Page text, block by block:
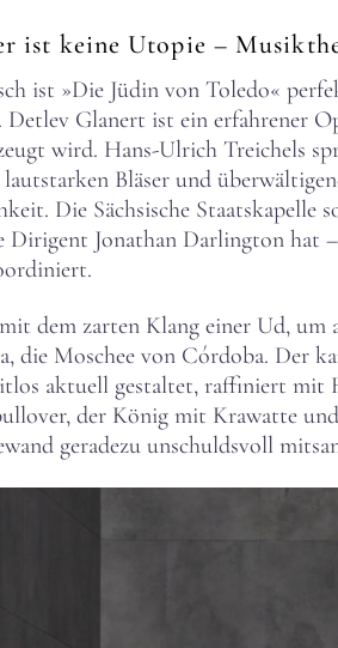
ist keine Utopie –
ist »Die Jüdin von Toledo«
Glanert ist ein erfahrener
wird. Hans-Ulrich Treichels
lautstarken Bläser und
Die Sächsische Staatskapelle
Dirigent Jonathan Darlington hat
dem zarten Klang einer Ud, um
die Moschee von Córdoba. Der
aktuell gestaltet, raffiniert mit
der König mit Krawatte
geradezu unschuldsvoll